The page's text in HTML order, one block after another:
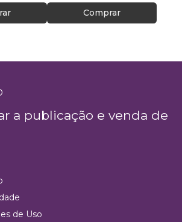
Comprar
a publicação e venda de
de Uso